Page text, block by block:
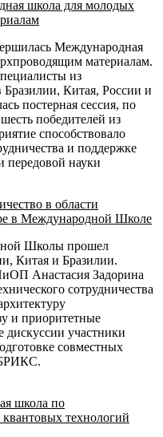
школа для молодых
Международная
материалам.
из
Китая, России и
постерная сессия, по
победителей из
способствовало
и поддержке
передовой науки
в области
в Международной Школе
Школы прошел
Китая и Бразилии.
Анастасия Задорина
сотрудничества
и приоритетные
дискуссии участники
совместных
БРИКС.
школа по
технологий